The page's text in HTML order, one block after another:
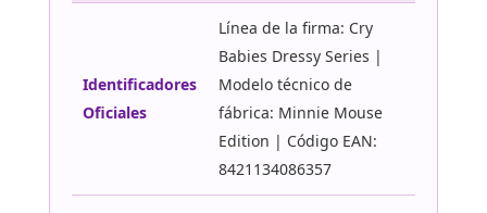
Identificadores
Oficiales
Línea de la firma: Cry
Babies Dressy Series |
Modelo técnico de
fábrica: Minnie Mouse
Edition | Código EAN:
8421134086357